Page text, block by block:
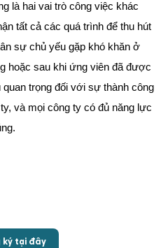
là hai vai trò công việc khác
tất cả các quá trình để thu hút
sự chủ yếu gặp khó khăn ở
hoặc sau khi ứng viên đã được
trọng đối với sự thành công
và mọi công ty có đủ năng lực
ký tại đây